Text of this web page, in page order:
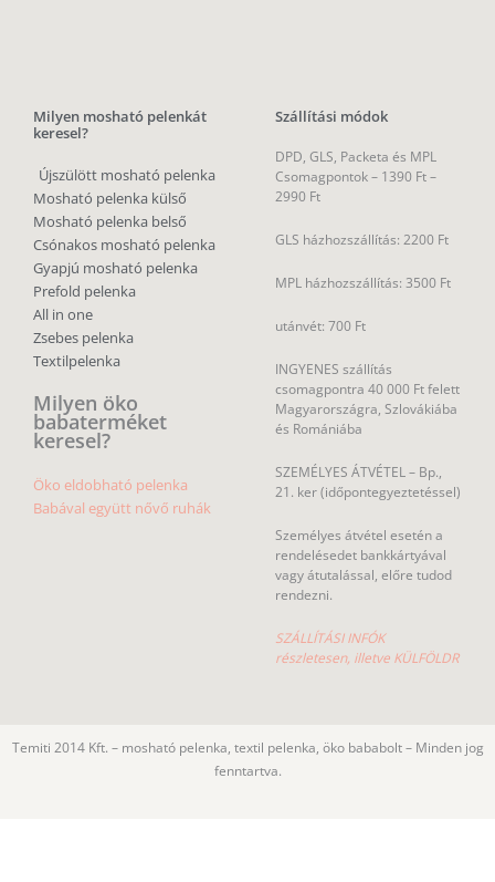
Milyen mosható pelenkát
keresel?
Újszülött mosható pelenka
Mosható pelenka külső
Mosható pelenka belső
Csónakos mosható pelenka
Gyapjú mosható pelenka
Prefold pelenka
All in one
Zsebes pelenka
Textilpelenka
Milyen öko
babaterméket
keresel?
Öko eldobható pelenka
Babával együtt nővő ruhák
Szállítási módok
DPD, GLS, Packeta és MPL
Csomagpontok – 1390 Ft –
2990 Ft
GLS házhozszállítás: 2200 Ft
MPL házhozszállítás: 3500 Ft
utánvét: 700 Ft
INGYENES szállítás
csomagpontra 40 000 Ft felett
Magyarországra, Szlovákiába
és Romániába
SZEMÉLYES ÁTVÉTEL – Bp.,
21. ker (időpontegyeztetéssel)
Személyes átvétel esetén a
rendelésedet bankkártyával
vagy átutalással, előre tudod
rendezni.
SZÁLLÍTÁSI INFÓK
részletesen, illetve KÜLFÖLDR
Temiti 2014 Kft. – mosható pelenka, textil pelenka, öko bababolt – Minden jog
fenntartva.